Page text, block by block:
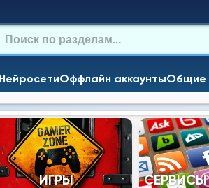
НейросетиОффлайн аккаунтыОбщие
ИГРЫ